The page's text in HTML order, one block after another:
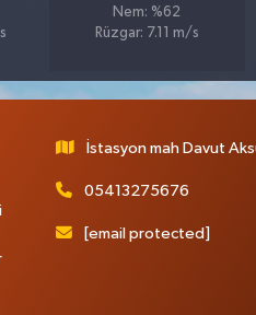
Nem: %62
Rüzgar: 7.11 m/s
İstasyon mah Davut
05413275676
[email protected]